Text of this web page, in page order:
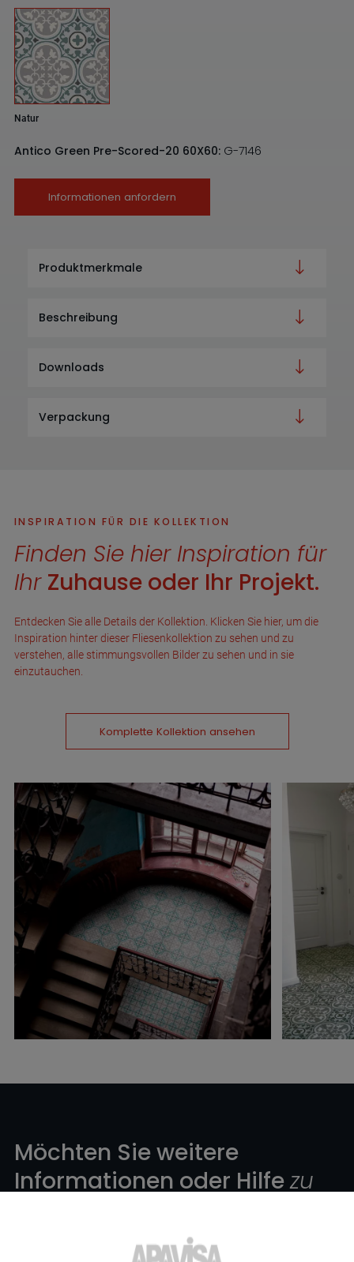
Natur
Antico Green Pre-Scored-20 60X60: G-7146
Informationen anfordern
Produktmerkmale
Beschreibung
Downloads
Verpackung
INSPIRATION FÜR DIE KOLLEKTION
Finden Sie hier Inspiration für
Ihr Zuhause oder Ihr Projekt.
Entdecken Sie alle Details der Kollektion. Klicken Sie hier, um die
Inspiration hinter dieser Fliesenkollektion zu sehen und zu
verstehen, alle stimmungsvollen Bilder zu sehen und in sie
einzutauchen.
Komplette Kollektion ansehen
Möchten Sie weitere
Informationen oder Hilfezu
Setzen Sie sich mit unserem Keramikexpertenteam von Apavisa